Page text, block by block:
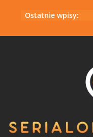
Ostatnie wpisy: